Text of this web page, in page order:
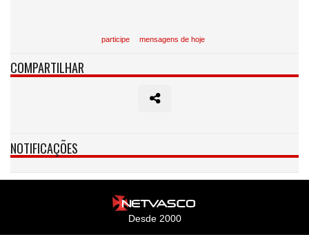
participe mensagens de hoje
COMPARTILHAR
NOTIFICAÇÕES
Desde 2000